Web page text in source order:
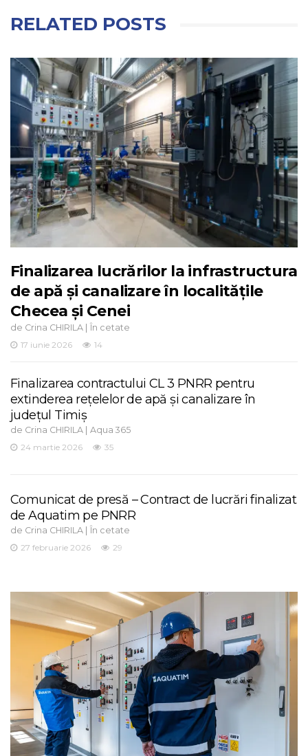
RELATED POSTS
Finalizarea lucrărilor la infrastructura
de apă și canalizare în localitățile
Checea și Cenei
de Crina CHIRILA | În cetate
17 iunie 2026
14
Finalizarea contractului CL 3 PNRR pentru
extinderea rețelelor de apă și canalizare în
județul Timiș
de Crina CHIRILA | Aqua 365
24 martie 2026
35
Comunicat de presă – Contract de lucrări finalizat
de Aquatim pe PNRR
de Crina CHIRILA | În cetate
27 februarie 2026
29